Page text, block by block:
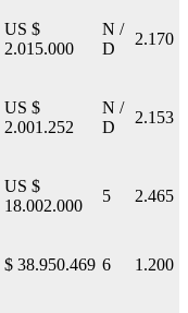
US $
2.015.000
N /
D
2.170
US $
2.001.252
N /
D
2.153
US $
18.002.000
5 2.465
$ 38.950.469 6 1.200